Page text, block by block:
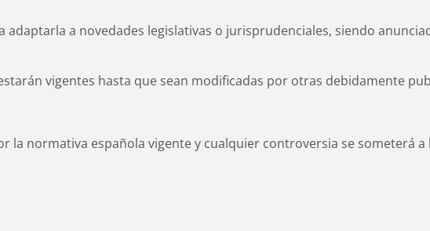
a novedades legislativas o jurisprudenciales, siendo
vigentes hasta que sean modificadas por otras debidamente
normativa española vigente y cualquier controversia se someterá a